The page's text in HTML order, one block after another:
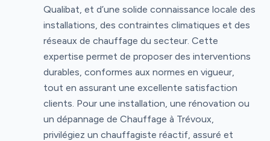
Qualibat, et d’une solide connaissance locale des
installations, des contraintes climatiques et des
réseaux de chauffage du secteur. Cette
expertise permet de proposer des interventions
durables, conformes aux normes en vigueur,
tout en assurant une excellente satisfaction
clients. Pour une installation, une rénovation ou
un dépannage de Chauffage à Trévoux,
privilégiez un chauffagiste réactif, assuré et